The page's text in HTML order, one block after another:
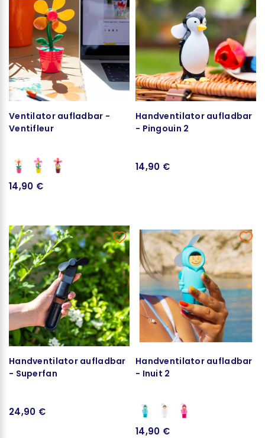
Ventilator aufladbar -
Ventifleur
14,90 €
Handventilator aufladbar
- Pingouin 2
14,90 €
Handventilator aufladbar
- Superfan
24,90 €
Handventilator aufladbar
- Inuit 2
14,90 €